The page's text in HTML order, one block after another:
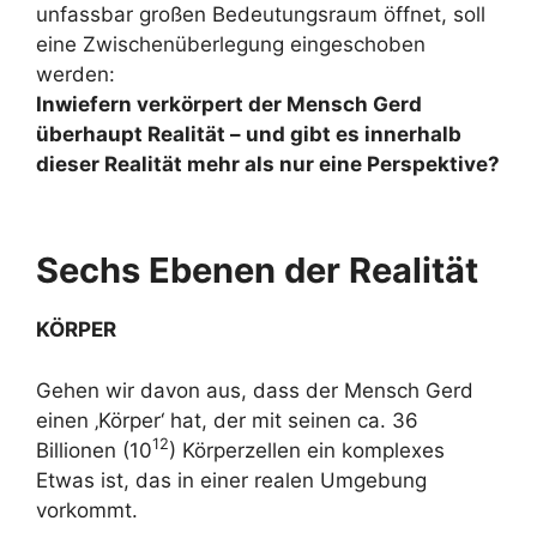
unfassbar großen Bedeutungsraum öffnet, soll
eine Zwischenüberlegung eingeschoben
werden:
Inwiefern verkörpert der Mensch Gerd
überhaupt Realität – und gibt es innerhalb
dieser Realität mehr als nur eine Perspektive?
Sechs Ebenen der Realität
KÖRPER
Gehen wir davon aus, dass der Mensch Gerd
einen ‚Körper‘ hat, der mit seinen ca. 36
Billionen (1012) Körperzellen ein komplexes
Etwas ist, das in einer realen Umgebung
vorkommt.